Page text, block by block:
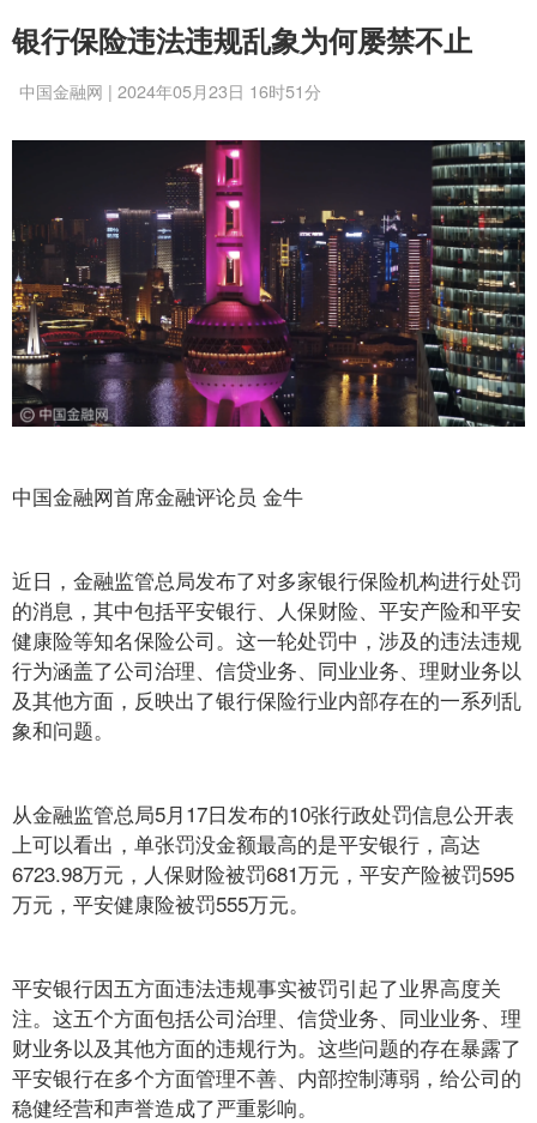
银行保险违法违规乱象为何屡禁不止
中国金融网 | 2024年05月23日 16时51分
中国金融网首席金融评论员 金牛
近日，金融监管总局发布了对多家银行保险机构进行处罚
的消息，其中包括平安银行、人保财险、平安产险和平安
健康险等知名保险公司。这一轮处罚中，涉及的违法违规
行为涵盖了公司治理、信贷业务、同业业务、理财业务以
及其他方面，反映出了银行保险行业内部存在的一系列乱
象和问题。
从金融监管总局5月17日发布的10张行政处罚信息公开表
上可以看出，单张罚没金额最高的是平安银行，高达
6723.98万元，人保财险被罚681万元，平安产险被罚595
万元，平安健康险被罚555万元。
平安银行因五方面违法违规事实被罚引起了业界高度关
注。这五个方面包括公司治理、信贷业务、同业业务、理
财业务以及其他方面的违规行为。这些问题的存在暴露了
平安银行在多个方面管理不善、内部控制薄弱，给公司的
稳健经营和声誉造成了严重影响。